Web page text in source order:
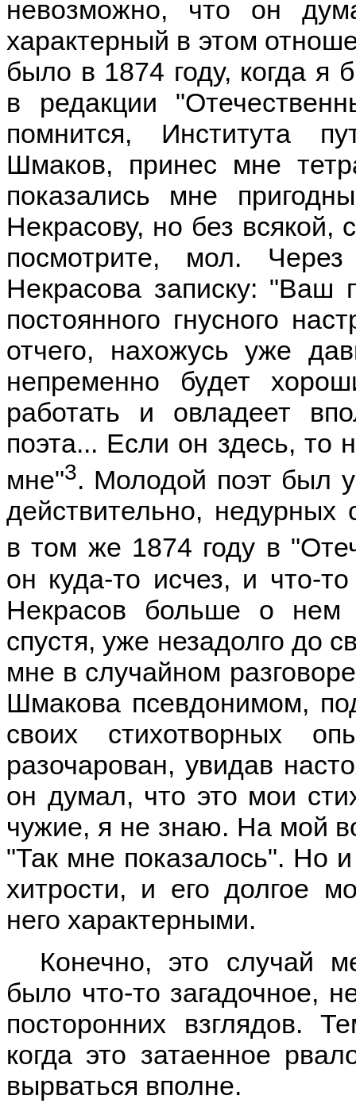
невозможно, что он
характерный в этом
было в 1874 году, когда я
в редакции
помнится, Института
Шмаков, принес мне
показались мне
Некрасову, но без всякой,
посмотрите, мол.
Некрасова записку: "Ваш
постоянного гнусного
отчего, нахожусь уже
непременно будет
работать и овладеет
поэта... Если он здесь, то
мне"3. Молодой поэт был
действительно, недурных
в том же 1874 году в
он куда-то исчез, и что-
Некрасов больше о нем
спустя, уже незадолго до
мне в случайном
Шмакова псевдонимом,
своих стихотворных
разочарован, увидав
он думал, что это мои
чужие, я не знаю. На мой
"Так мне показалось". Но
хитрости, и его долгое
него характерными.
Конечно, это случай
было что-то загадочное,
посторонних взглядов.
когда это затаенное
вырваться вполне.